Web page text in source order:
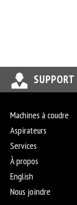
Machines à coudre
Aspirateurs
Services
À propos
English
Nous joindre